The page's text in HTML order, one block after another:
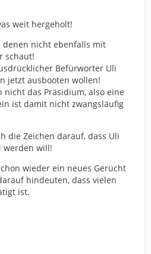
weit hergeholt!
denen nicht ebenfalls mit
schaut!
Befürworter Uli
jetzt ausbooten wollen!
nicht das Präsidium, also eine
ist damit nicht zwangsläufig
die Zeichen darauf, dass Uli
werden will!
wieder ein neues Gerücht
hindeuten, dass vielen
ist.